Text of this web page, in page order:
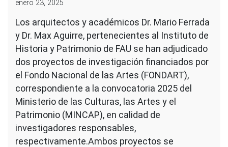
enero 23, 2025
Los arquitectos y académicos Dr. Mario Ferrada
y Dr. Max Aguirre, pertenecientes al Instituto de
Historia y Patrimonio de FAU se han adjudicado
dos proyectos de investigación financiados por
el Fondo Nacional de las Artes (FONDART),
correspondiente a la convocatoria 2025 del
Ministerio de las Culturas, las Artes y el
Patrimonio (MINCAP), en calidad de
investigadores responsables,
respectivamente.Ambos proyectos se